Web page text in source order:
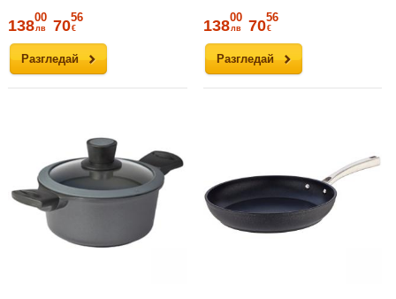
Разгледай
13800
лв 7056
€
Разгледай
13800
лв 7056
€